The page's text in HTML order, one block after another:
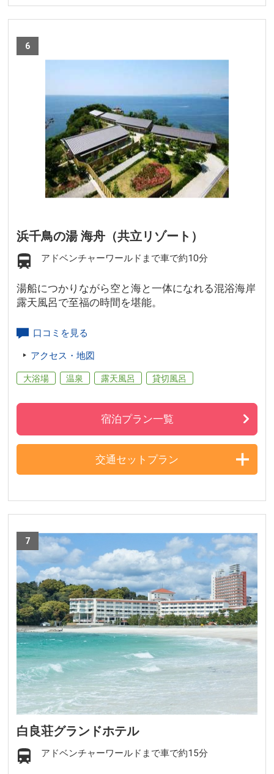
6
浜千鳥の湯 海舟（共立リゾート）
アドベンチャーワールドまで車で約10分
湯船につかりながら空と海と一体になれる混浴海岸
露天風呂で至福の時間を堪能。
口コミを見る
アクセス・地図
大浴場 温泉 露天風呂 貸切風呂
宿泊プラン一覧
交通セットプラン
7
白良荘グランドホテル
アドベンチャーワールドまで車で約15分